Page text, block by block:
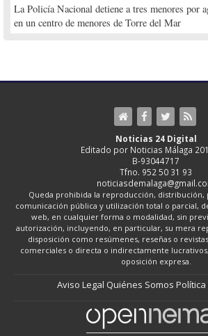
La Policía Nacional detiene a tres menores por
en un centro de menores de Torre del Mar
Noticias 24 Digital
Editado por Noticias Málaga
B-93044717
Tfno. 952 50 31 93
Queda prohibida la reproducción, distribución,
comunicación pública y utilización total o parcial,
web, en cualquier forma o modalidad, sin
autorización, incluyendo, en particular, su mera
disposición como resúmenes, reseñas o
comerciales o directa o indirectamente
oposición expresa.
Aviso Legal Quiénes Somos